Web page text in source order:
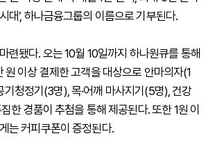
대’, 하나금융그룹의 이름으로 기부된다.
련됐다. 오는 10월 10일까지 하나원큐를 통해
원 이상 결제한 고객을 대상으로 안마의자(1
청정기(3명), 목·어깨 마사지기(5명), 건강
한 경품이 추첨을 통해 제공된다. 또한 1원 이
는 커피쿠폰이 증정된다.